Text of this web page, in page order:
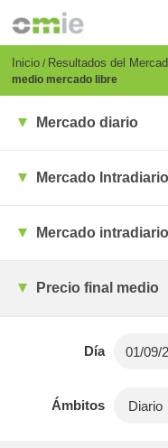
principal
Breadcrumb
Inicio Resultados del
medio mercado libre
Mercado diario
Mercado
Mercado
Precio final medio
Día
Ámbitos